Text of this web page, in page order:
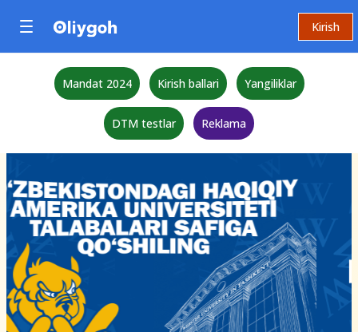
Kirish
Mandat 2024 Kirish ballari Yangiliklar
DTM testlar Reklama